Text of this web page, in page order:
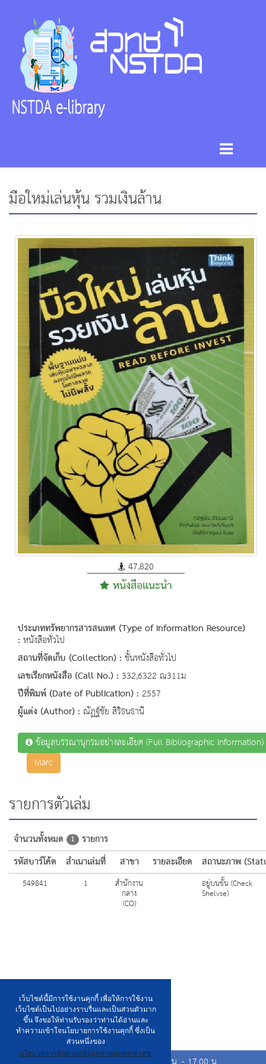
เว็บไซต์นี้มีการใช้งานคุกกี้ เพื่อให้การใช้งาน
เว็บไซต์เป็นไปอย่างราบรื่นและเป็นส่วนตัวมาก
ขึ้น จึงขอให้ท่านรับรองว่าท่านได้อ่านและ
ทำความเข้าใจนโยบายการใช้งานคุกกี้ ซึ่งเป็น
ส่วนหนึ่งของ
นโยบายการคุ้มครองข้อมูลส่วนบุคคล สวทช.
มือใหม่เล่นหุ้น รวมเงินล้าน
47,820
หนังสือแนะนำ
ประเภททรัพยากรสารสนเทศ (Type of Information Resource)
: หนังสือทั่วไป
สถานที่จัดเก็บ (Collection) : ชั้นหนังสือทั่วไป
เลขเรียกหนังสือ (Call No.) : 332,6322 ณ311ม
ปีที่พิมพ์ (Date of Publication) : 2557
ผู้แต่ง (Author) : ณัฏฐ์ชัย สิริธนธานี
ข้อมูลบรรณานุกรมอย่างละเอียด (Full Bibliographic Information)
Marc
รายการตัวเล่ม
จำนวนทั้งหมด 1 รายการ
รหัสบาร์โค้ด
สำเนาเล่มที่ สาขา รายละเอียด สถานะภาพ
549841 1 สำนักงาน
กลาง
(CO)
อยู่บนชั้น (Check
Shelvse)